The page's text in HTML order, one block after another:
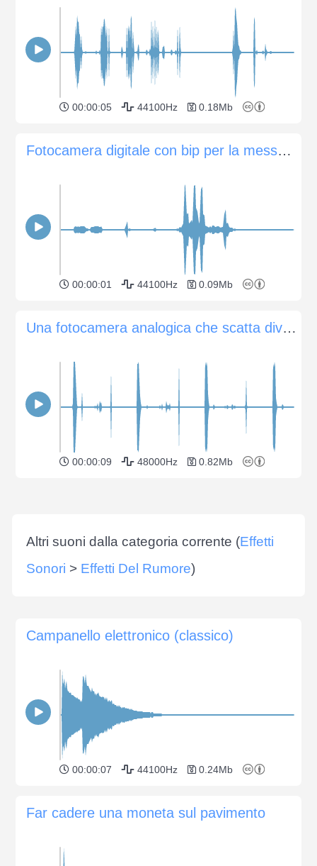
00:00:05 44100Hz 0.18Mb
Fotocamera digitale con bip per la messa a fuoco automatica
00:00:01 44100Hz 0.09Mb
Una fotocamera analogica che scatta diverse foto
00:00:09 48000Hz 0.82Mb
Altri suoni dalla categoria corrente (Effetti
Sonori > Effetti Del Rumore)
Campanello elettronico (classico)
00:00:07 44100Hz 0.24Mb
Far cadere una moneta sul pavimento